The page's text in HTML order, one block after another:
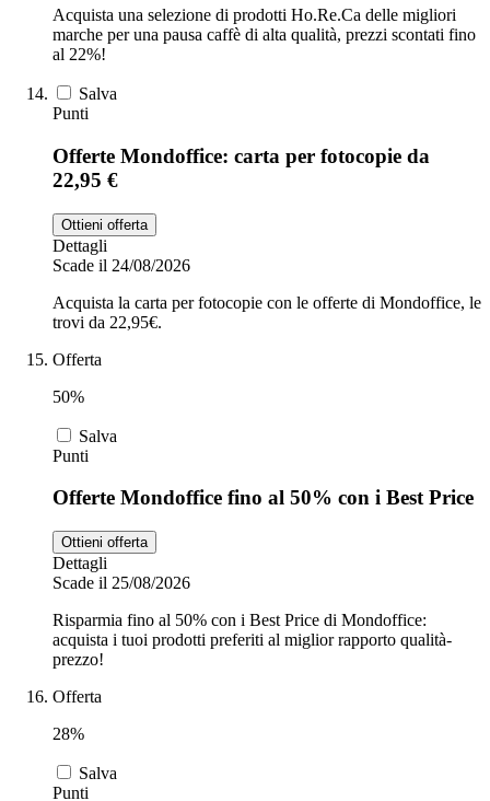
Acquista una selezione di prodotti Ho.Re.Ca delle migliori
marche per una pausa caffè di alta qualità, prezzi scontati fino
al 22%!
Salva
Punti
Offerte Mondoffice: carta per fotocopie da
22,95 €
Ottieni offerta
Dettagli
Scade il 24/08/2026
Acquista la carta per fotocopie con le offerte di Mondoffice, le
trovi da 22,95€.
Offerta
50%
Salva
Punti
Offerte Mondoffice fino al 50% con i Best Price
Ottieni offerta
Dettagli
Scade il 25/08/2026
Risparmia fino al 50% con i Best Price di Mondoffice:
acquista i tuoi prodotti preferiti al miglior rapporto qualità-
prezzo!
Offerta
28%
Salva
Punti